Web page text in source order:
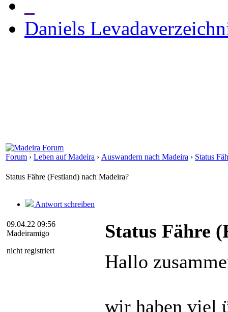
Daniels
Forum › Leben auf Madeira › Auswandern nach Madeira › Status
Status Fähre (Festland) nach Madeira?
Antwort schreiben
09.04.22 09:56
Madeiramigo
nicht registriert
Status Fähre
Hallo
wir haben viel